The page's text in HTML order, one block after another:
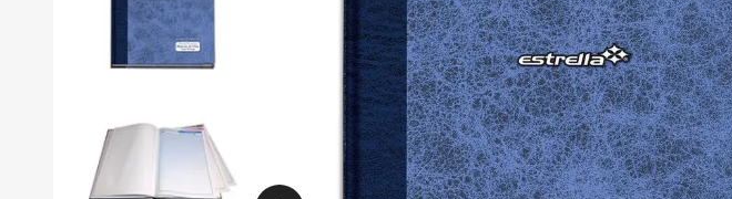
5.
stuk
6.
mochilas
7.
mochila
8.
carpeta
9.
carpetas